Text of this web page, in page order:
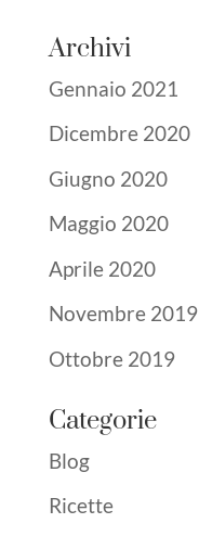
Archivi
Gennaio 2021
Dicembre 2020
Giugno 2020
Maggio 2020
Aprile 2020
Novembre 2019
Ottobre 2019
Categorie
Blog
Ricette